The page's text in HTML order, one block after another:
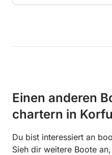
Einen anderen
chartern in Korfu
Du bist interessiert an
Sieh dir weitere Boote